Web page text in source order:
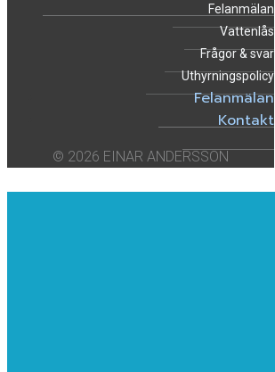
Felanmälan
Vattenlås
Frågor & svar
Uthyrningspolicy
Felanmälan
Kontakt
© 2026 EINAR ANDERSSON